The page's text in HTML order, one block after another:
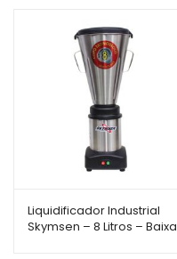
Liquidificador Industrial
Skymsen – 8 Litros – Baixa